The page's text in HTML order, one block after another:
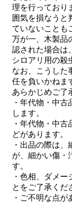
理を行っており
囲気を損なうと
ていないことも
万が一、木製品
認された場合は
シロアリ用の殺
なお、こうした
任を負いかねま
あらかじめご了
・年代物・中
します。
・年代物・中
どがあります。
・出品の際は
が、細かい傷・
す。
・色相、ダメ
とをご了承くだ
・ご不明な点